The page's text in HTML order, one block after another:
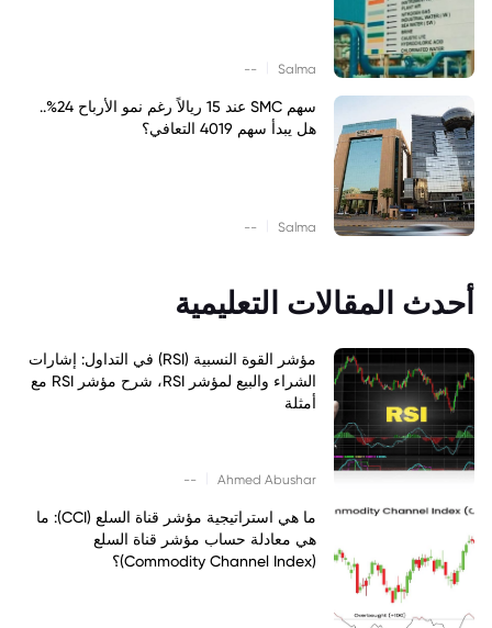
Salma
--
سهم SMC عند 15 ريالاً رغم نمو الأرباح 24%..
هل يبدأ سهم 4019 التعافي؟
Salma
--
أحدث المقالات التعليمية
مؤشر القوة النسبية (RSI) في التداول: إشارات
الشراء والبيع لمؤشر RSI، شرح مؤشر RSI مع
أمثلة
Ahmed Abushar
--
ما هي استراتيجية مؤشر قناة السلع (CCI): ما
هي معادلة حساب مؤشر قناة السلع
(Commodity Channel Index)؟